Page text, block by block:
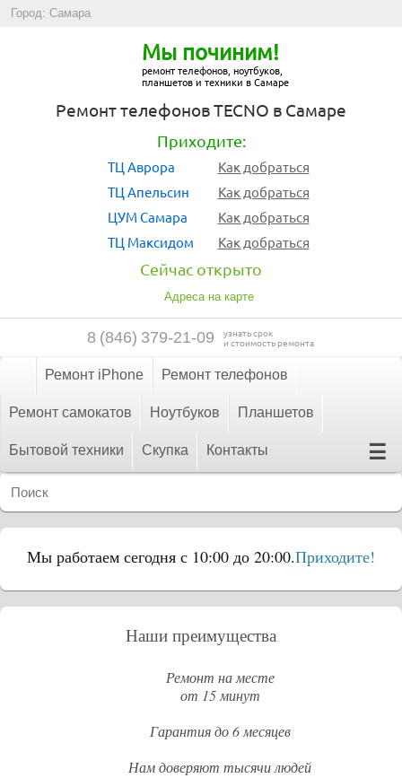
Город: Самара
Мы починим!
ремонт телефонов, ноутбуков,
планшетов и техники в Самаре
Ремонт телефонов TECNO в Самаре
Приходите:
ТЦ Аврора
Как добраться
ТЦ Апельсин
Как добраться
ЦУМ Самара
Как добраться
ТЦ Максидом
Как добраться
Сейчас открыто
Адреса на карте
8 (846) 379-21-09 узнать срок
и стоимость ремонта
☰
Ремонт iPhone Ремонт телефонов
Ремонт самокатов Ноутбуков Планшетов
Бытовой техники Скупка Контакты
Мы работаем сегодня с 10:00 до 20:00.Приходите!
Наши преимущества
Ремонт на месте
от 15 минут
Гарантия до 6 месяцев
Нам доверяют тысячи людей